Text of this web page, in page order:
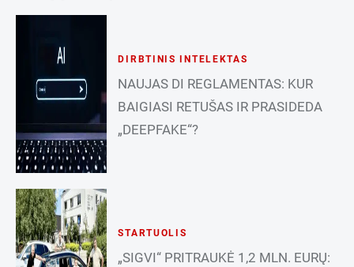
DIRBTINIS INTELEKTAS
NAUJAS DI REGLAMENTAS: KUR
BAIGIASI RETUŠAS IR PRASIDEDA
„DEEPFAKE“?
STARTUOLIS
„SIGVI“ PRITRAUKĖ 1,2 MLN. EURŲ: